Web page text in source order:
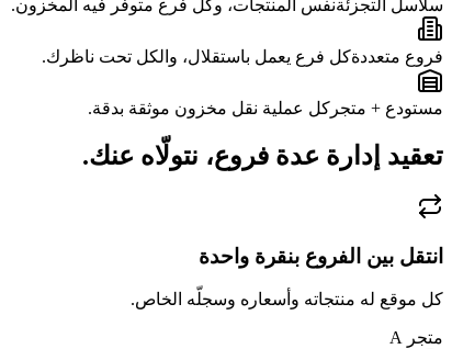
سلاسل التجزئةنفس المنتجات، وكل فرع متوفر فيه المخزون.
فروع متعددةكل فرع يعمل باستقلال، والكل تحت ناظرك.
مستودع + متجر كل عملية نقل مخزون موثقة بدقة.
تعقيد إدارة عدة فروع، نتولّاه عنك.
انتقل بين الفروع بنقرة واحدة
كل موقع له منتجاته وأسعاره وسجلّه الخاص.
متجر A